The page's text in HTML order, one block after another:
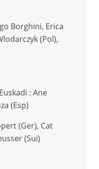
Borghini, Erica
(Pol),
: Ane
(Esp)
(Ger), Cat
(Sui)